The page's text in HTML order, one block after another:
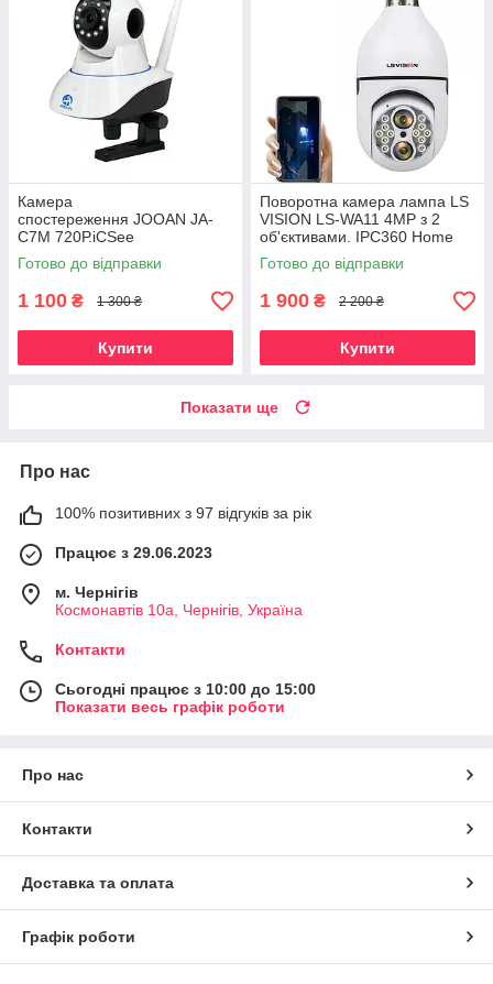
Камера
спостереження JOOAN JA-
C7M 720Р.iCSee
Готово до відправки
1 100 ₴ 1 300 ₴
Купити
Поворотна камера лампа LS
VISION LS-WA11 4MP з 2
об'єктивами. IPC360 Home
Готово до відправки
1 900 ₴ 2 200 ₴
Купити
Показати ще
Про нас
100% позитивних з 97 відгуків за рік
Працює з 29.06.2023
м. Чернігів
Космонавтів 10а, Чернігів, Україна
Контакти
Сьогодні працює з 10:00 до 15:00
Показати весь графік роботи
Про нас
Контакти
Доставка та оплата
Графік роботи